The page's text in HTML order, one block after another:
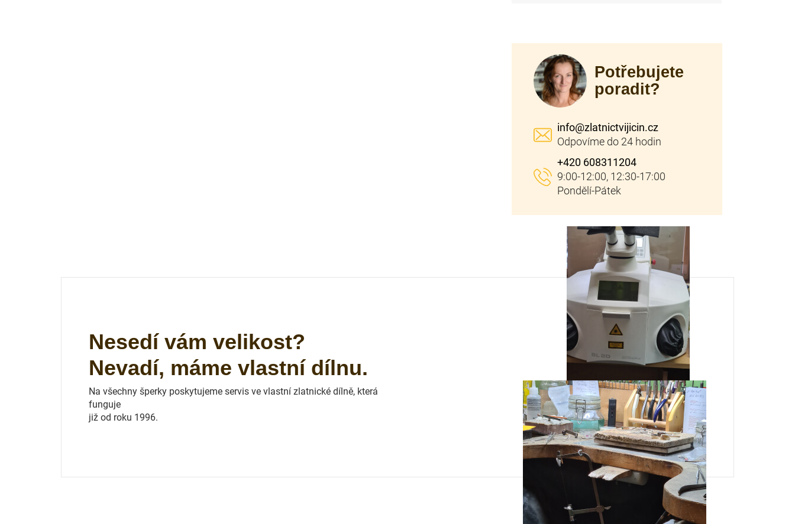
Potřebujete
poradit?
info@zlatnictvijicin.cz
+420 608311204
Nesedí vám velikost?
Nevadí, máme vlastní dílnu.
Na všechny šperky poskytujeme servis ve vlastní zlatnické dílně, která
funguje
již od roku 1996.